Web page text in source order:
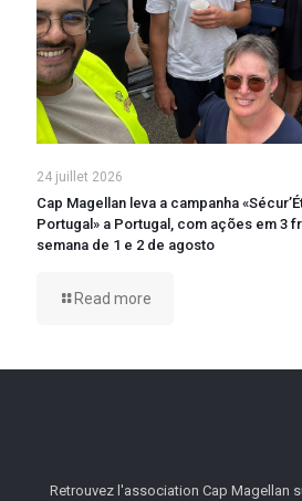
24 juillet 2026
Cap Magellan leva a campanha
Portugal» a Portugal, com ações em 3
semana de 1 e 2 de agosto
Read more
Retrouvez l'association Cap Magellan